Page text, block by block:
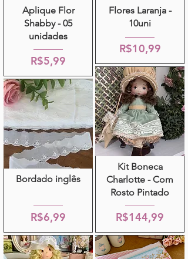
Aplique Flor
Shabby - 05
unidades
R$5,99
Bordado inglês
R$6,99
Flores Laranja -
10uni
R$10,99
Kit Boneca
Charlotte - Com
Rosto Pintado
R$144,99